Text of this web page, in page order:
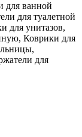
для ванной
для туалетной
для унитазов,
Коврики для
для